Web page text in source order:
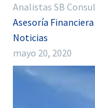
Analistas SB
Asesoría Financiera
Noticias
mayo 20, 2020